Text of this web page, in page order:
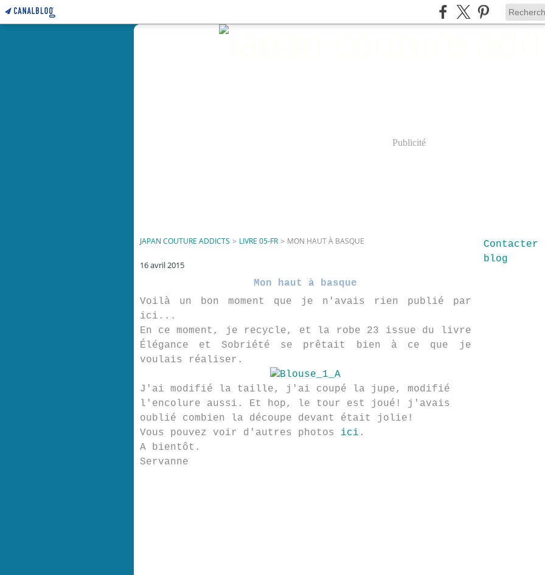
Publicité
JAPAN COUTURE ADDICTS > LIVRE 05-FR > MON HAUT À BASQUE
16 avril 2015
Mon haut à basque
Voilà un bon moment que je n'avais rien publié par
ici...
En ce moment, je recycle, et la robe 23 issue du livre
Élégance et Sobriété se prêtait bien à ce que je
voulais réaliser.
J'ai modifié la taille, j'ai coupé la jupe, modifié
l'encolure aussi. Et hop, le tour est joué! j'avais
oublié combien la découpe devant était jolie!
Vous pouvez voir d'autres photos ici .
A bientôt.
Servanne
blog